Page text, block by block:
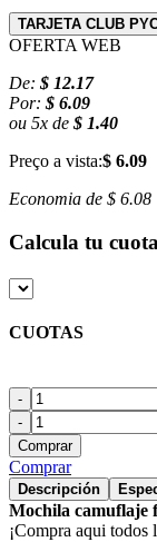
TARJETA CLUB
OFERTA WEB
De: $ 12.17
Por: $ 6.09
ou 5x de $ 1.40
Preço a vista:$ 6.09
Economia de $ 6.08
Calcula tu cuota
CUOTAS
-
-
Comprar
Comprar
Descripción
Mochila camuflaje
¡Compra aqui